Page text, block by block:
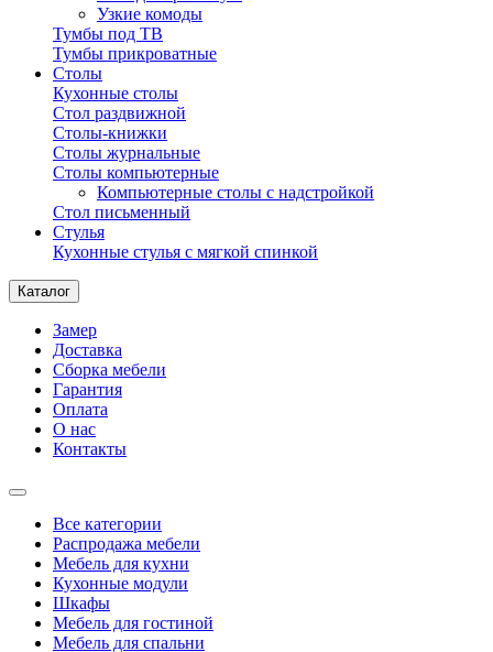
Узкие комоды
Тумбы под ТВ
Тумбы прикроватные
Столы
Кухонные столы
Стол раздвижной
Столы-книжки
Столы журнальные
Столы компьютерные
Компьютерные столы с надстройкой
Стол письменный
Стулья
Кухонные стулья с мягкой спинкой
Каталог
Замер
Доставка
Сборка мебели
Гарантия
Оплата
О нас
Контакты
Все категории
Распродажа мебели
Мебель для кухни
Кухонные модули
Шкафы
Мебель для гостиной
Мебель для спальни